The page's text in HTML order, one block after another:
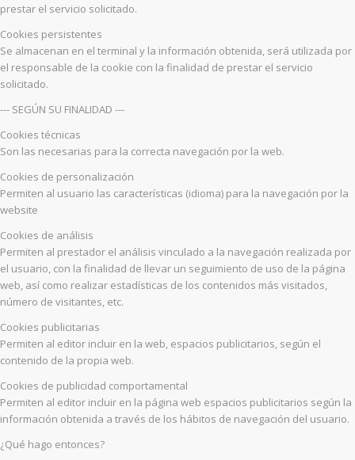
prestar el servicio solicitado.
Cookies persistentes
Se almacenan en el terminal y la información obtenida, será utilizada por
el responsable de la cookie con la finalidad de prestar el servicio
solicitado.
--- SEGÚN SU FINALIDAD ---
Cookies técnicas
Son las necesarias para la correcta navegación por la web.
Cookies de personalización
Permiten al usuario las características (idioma) para la navegación por la
website
Cookies de análisis
Permiten al prestador el análisis vinculado a la navegación realizada por
el usuario, con la finalidad de llevar un seguimiento de uso de la página
web, así como realizar estadísticas de los contenidos más visitados,
número de visitantes, etc.
Cookies publicitarias
Permiten al editor incluir en la web, espacios publicitarios, según el
contenido de la propia web.
Cookies de publicidad comportamental
Permiten al editor incluir en la página web espacios publicitarios según la
información obtenida a través de los hábitos de navegación del usuario.
¿Qué hago entonces?